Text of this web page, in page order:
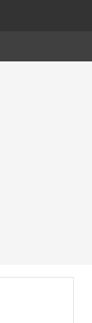
finestra.